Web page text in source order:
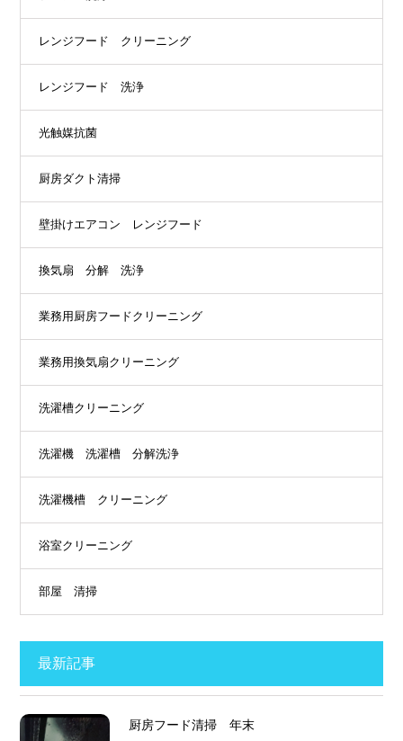
レンジフード クリーニング
レンジフード 洗浄
光触媒抗菌
厨房ダクト清掃
壁掛けエアコン レンジフード
換気扇 分解 洗浄
業務用厨房フードクリーニング
業務用換気扇クリーニング
洗濯槽クリーニング
洗濯機 洗濯槽 分解洗浄
洗濯機槽 クリーニング
浴室クリーニング
部屋 清掃
最新記事
厨房フード清掃 年末